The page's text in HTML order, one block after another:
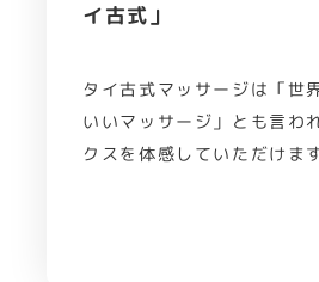
イ古式」
タイ古式マッサージは「世
いいマッサージ」とも言わ
クスを体感していただけます